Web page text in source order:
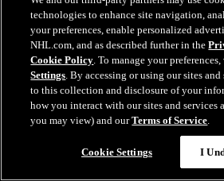
0:59
SAP Stats: Stadium Series Clash
SAP looks at the championship legacy of
15 févr. 2020
technologies to enhance site navigation,
your preferences, enable personalized
NHL.com, and as described further in the
Cookie Policy. To manage your
Settings. By accessing or using our sites and
to this collection and disclosure of your
how you interact with our sites and services
you may view) and ourTerms of Service.
Cookie Settings I